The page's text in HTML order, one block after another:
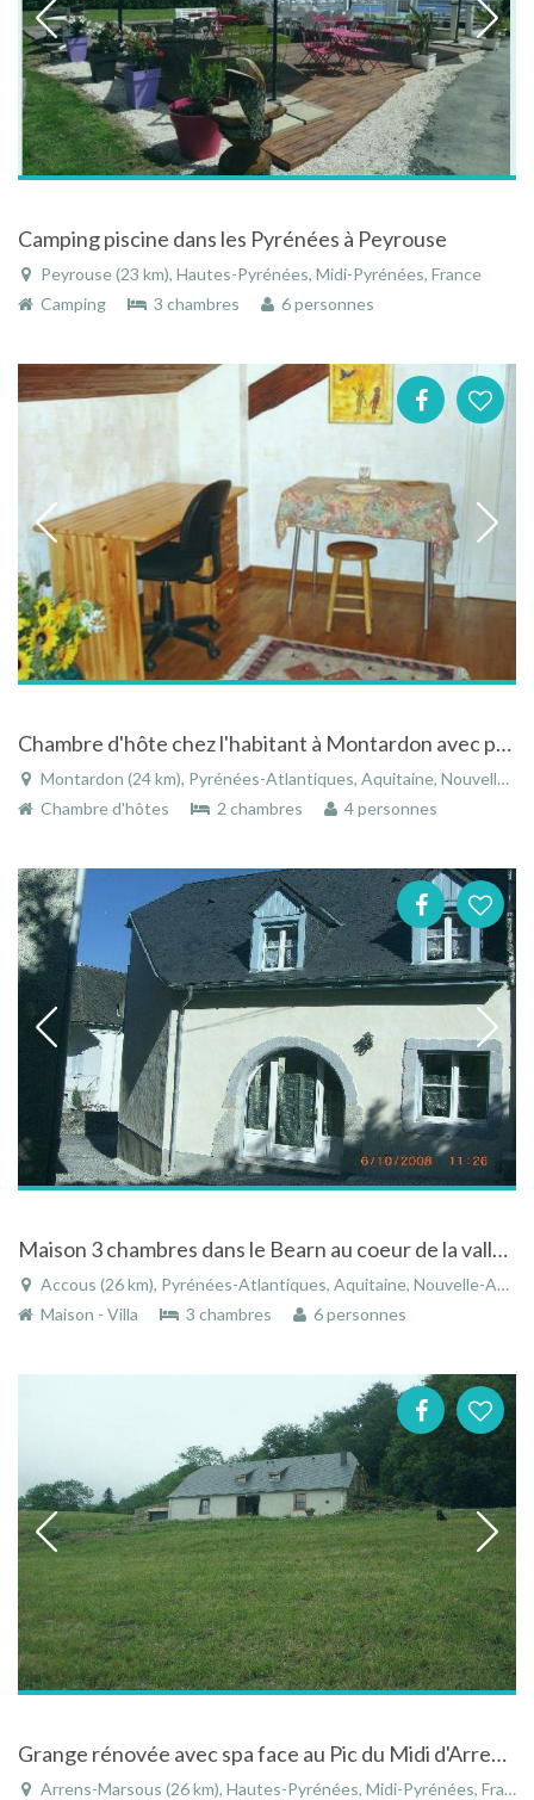
Camping piscine dans les Pyrénées à Peyrouse
Peyrouse (23 km), Hautes-Pyrénées, Midi-Pyrénées, France
Camping
3 chambres 6 personnes
Chambre d'hôte chez l'habitant à Montardon avec possiblité de belles randonnées
Montardon (24 km), Pyrénées-Atlantiques, Aquitaine, Nouvelle-Aquitaine, France
Chambre d'hôtes
2 chambres 4 personnes
Maison 3 chambres dans le Bearn au coeur de la vallée d'Aspe
Accous (26 km), Pyrénées-Atlantiques, Aquitaine, Nouvelle-Aquitaine, France
Maison - Villa
3 chambres 6 personnes
Grange rénovée avec spa face au Pic du Midi d'Arrens à Arrens-Marsous en Midi-Pyrénées
Arrens-Marsous (26 km), Hautes-Pyrénées, Midi-Pyrénées, France